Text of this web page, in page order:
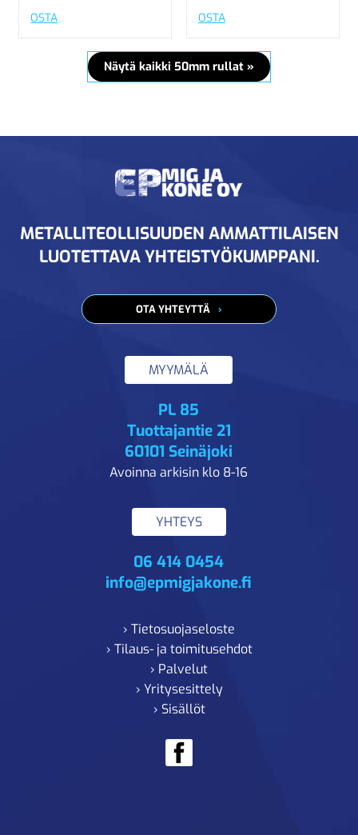
OSTA OSTA
Näytä kaikki 50mm rullat »
METALLITEOLLISUUDEN AMMATTILAISEN
LUOTETTAVA YHTEISTYÖKUMPPANI.
OTA YHTEYTTÄ
MYYMÄLÄ
PL 85
Tuottajantie 21
60101 Seinäjoki
Avoinna arkisin klo 8-16
YHTEYS
06 414 0454
info@epmigjakone.fi
› Tietosuojaseloste
› Tilaus- ja toimitusehdot
› Palvelut
› Yritysesittely
› Sisällöt